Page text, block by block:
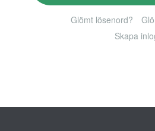
Glömt lösenord?
Skapa